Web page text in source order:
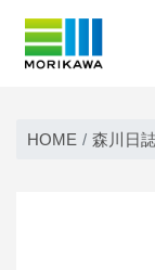
contentHOME 森川日